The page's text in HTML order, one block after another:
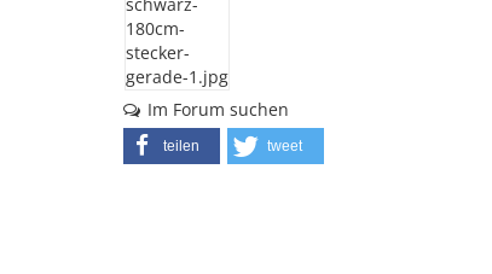
Im Forum suchen
teilen tweet